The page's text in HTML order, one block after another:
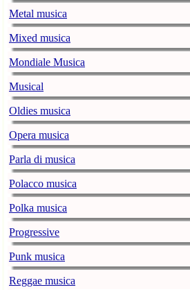
Metal musica
Mixed musica
Mondiale Musica
Musical
Oldies musica
Opera musica
Parla di musica
Polacco musica
Polka musica
Progressive
Punk musica
Reggae musica